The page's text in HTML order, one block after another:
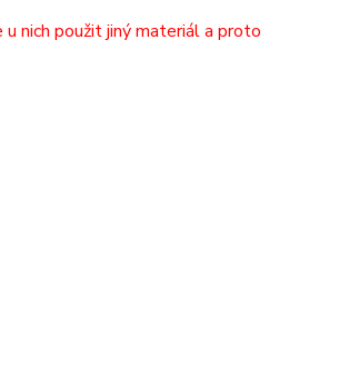
nich použit jiný materiál a proto